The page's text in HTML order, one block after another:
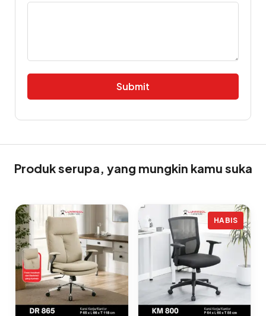
Produk serupa, yang mungkin kamu suka
HABIS